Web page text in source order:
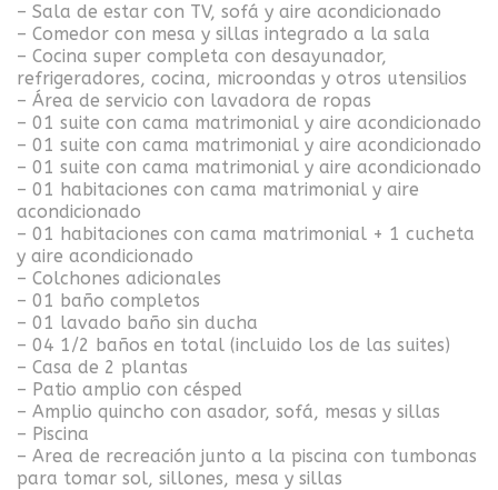
– Sala de estar con TV, sofá y aire acondicionado
– Comedor con mesa y sillas integrado a la sala
– Cocina super completa con desayunador,
refrigeradores, cocina, microondas y otros utensilios
– Área de servicio con lavadora de ropas
– 01 suite con cama matrimonial y aire acondicionado
– 01 suite con cama matrimonial y aire acondicionado
– 01 suite con cama matrimonial y aire acondicionado
– 01 habitaciones con cama matrimonial y aire
acondicionado
– 01 habitaciones con cama matrimonial + 1 cucheta
y aire acondicionado
– Colchones adicionales
– 01 baño completos
– 01 lavado baño sin ducha
– 04 1/2 baños en total (incluido los de las suites)
– Casa de 2 plantas
– Patio amplio con césped
– Amplio quincho con asador, sofá, mesas y sillas
– Piscina
– Area de recreación junto a la piscina con tumbonas
para tomar sol, sillones, mesa y sillas